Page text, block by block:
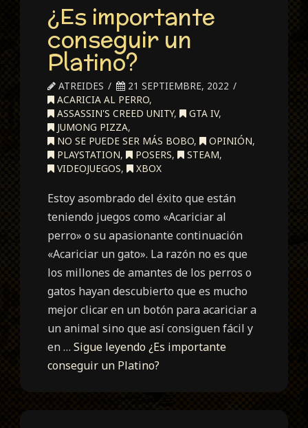
¿Es importante
conseguir un
Platino?
ATREIDES
21 SEPTIEMBRE, 2022
ACARICIA AL PERRO,
ASSASSIN'S CREED UNITY, GTA IV,
JUMONG PIZZA,
NO SE PUEDE SER MÁS BOBO, OPINIÓN,
PLAYSTATION, POSERS, STEAM,
VIDEOJUEGOS, XBOX
Estoy asombrado del éxito que están
teniendo juegos como «Acariciar al
perro» o su apasionante continuación
«Acariciar un gato». La razón no es que
los millones de amantes de los perros o
gatos hayan descubierto que es mucho
mejor clicar en un botón para acariciar a
un animal sino que así consiguen fácil y
en …Sigue leyendo¿Es importante
conseguir un Platino?